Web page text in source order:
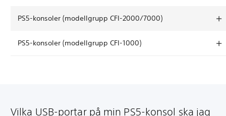
PS5-konsoler (modellgrupp CFI-2000/7000)
PS5-konsoler (modellgrupp CFI-1000)
Vilka USB-portar på min PS5-konsol ska jag